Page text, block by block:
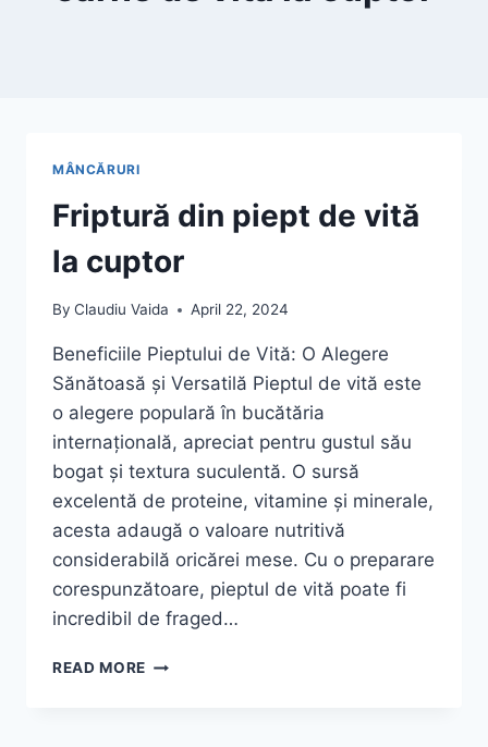
MÂNCĂRURI
Friptură din piept de vită
la cuptor
By Claudiu Vaida April 22, 2024
Beneficiile Pieptului de Vită: O Alegere
Sănătoasă și Versatilă Pieptul de vită este
o alegere populară în bucătăria
internațională, apreciat pentru gustul său
bogat și textura suculentă. O sursă
excelentă de proteine, vitamine și minerale,
acesta adaugă o valoare nutritivă
considerabilă oricărei mese. Cu o preparare
corespunzătoare, pieptul de vită poate fi
incredibil de fraged…
READ MORE FRIPTURĂ